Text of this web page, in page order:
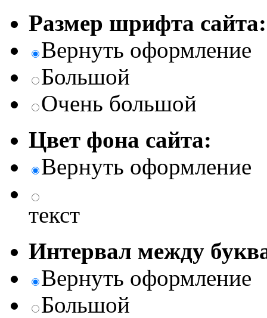
Размер шрифта сайта:
Вернуть оформление
Большой
Очень большой
Цвет фона сайта:
Вернуть оформление
текст
Интервал между
Вернуть оформление
Большой